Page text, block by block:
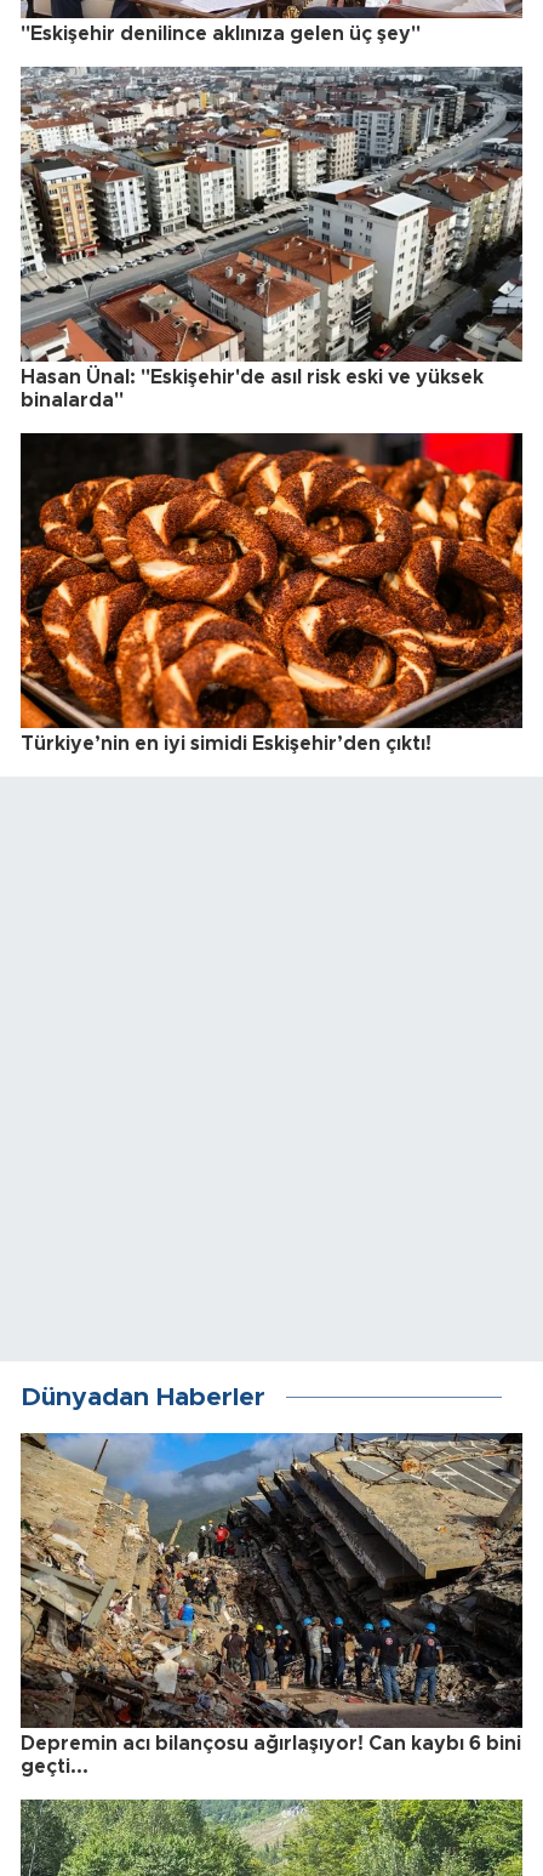
"Eskişehir denilince aklınıza gelen üç şey"
Hasan Ünal: "Eskişehir'de asıl risk eski ve yüksek
binalarda"
Türkiye’nin en iyi simidi Eskişehir’den çıktı!
Dünyadan Haberler
Depremin acı bilançosu ağırlaşıyor! Can kaybı 6 bini
geçti...